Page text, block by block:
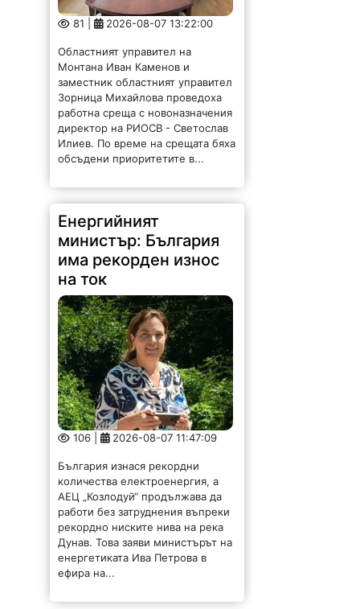
81 | 2026-08-07 13:22:00
Областният управител на
Монтана Иван Каменов и
заместник областният управител
Зорница Михайлова проведоха
работна среща с новоназначения
директор на РИОСВ - Светослав
Илиев. По време на срещата бяха
обсъдени приоритетите в...
Енергийният
министър: България
има рекорден износ
на ток
106 | 2026-08-07 11:47:09
България изнася рекордни
количества електроенергия, а
АЕЦ „Козлодуй“ продължава да
работи без затруднения въпреки
рекордно ниските нива на река
Дунав. Това заяви министърът на
енергетиката Ива Петрова в
ефира на...